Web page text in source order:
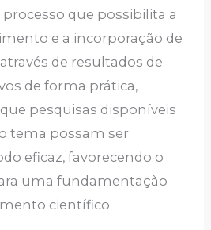
que possibilita a
e a incorporação de
de resultados de
de forma prática,
pesquisas disponíveis
tema possam ser
eficaz, favorecendo o
uma fundamentação
científico.